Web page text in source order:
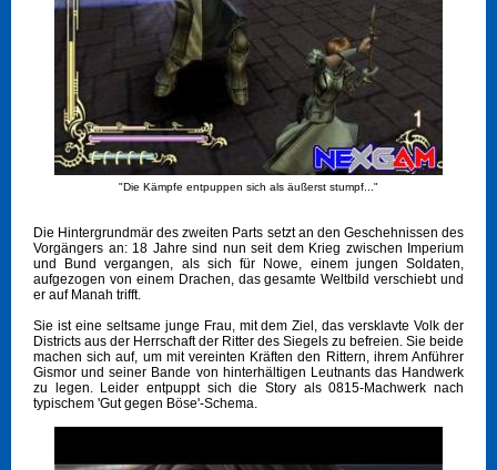
"Die Kämpfe entpuppen sich als äußerst stumpf..."
Die Hintergrundmär des zweiten Parts setzt an den Geschehnissen des
Vorgängers an: 18 Jahre sind nun seit dem Krieg zwischen Imperium
und Bund vergangen, als sich für Nowe, einem jungen Soldaten,
aufgezogen von einem Drachen, das gesamte Weltbild verschiebt und
er auf Manah trifft.
Sie ist eine seltsame junge Frau, mit dem Ziel, das versklavte Volk der
Districts aus der Herrschaft der Ritter des Siegels zu befreien. Sie beide
machen sich auf, um mit vereinten Kräften den Rittern, ihrem Anführer
Gismor und seiner Bande von hinterhältigen Leutnants das Handwerk
zu legen. Leider entpuppt sich die Story als 0815-Machwerk nach
typischem 'Gut gegen Böse'-Schema.